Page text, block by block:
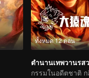
ทั้งหมด 12 ตอน
ตำนานเทพวานรส